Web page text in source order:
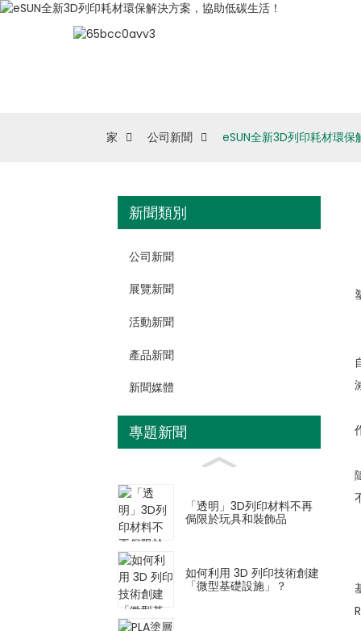
家 公司新聞 eSUN全新3D列印耗材環保
新聞類別
公司新聞
展覽新聞
活動新聞
產品新聞
新聞媒體
專題新聞
「透明」3D列印材料不再
侷限於玩具和裝飾品
如何利用 3D 列印技術創建
「微型基礎設施」？